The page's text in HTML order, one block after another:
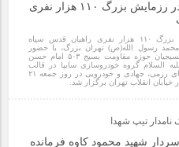
شهادت امام محمدتقی(ع) در
فنی‌وحرفه‌ای؛ بازدید
سایپا در رزمایش بزرگ ۱۱۰ هزار نفری
رزمایش بزرگ ۱۱۰ هزار نفری راهیان قدس سپاه
رسول الله(ص) تهران بزرگ، با حضور
پرشور بسیجیان حوزه مقاومت بسیج ۵۰۳ امام حسن
السلام گروه خودروسازی سایپا در قالب
گردان های رزمی، جهادی و خودرویی در روز جمعه ۲۱
خیابان انقلاب تهران برگزار شد.
نامدار تیپ شهدا
سردار شهید محمود کاوه فرمانده